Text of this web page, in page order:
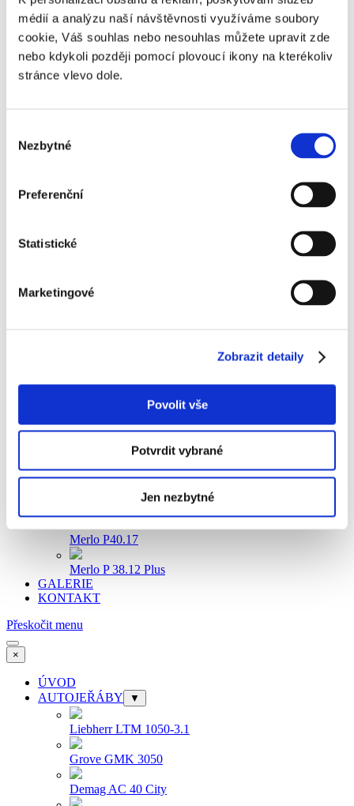
médií a analýzu naší návštěvnosti využíváme soubory
cookie, Váš souhlas nebo nesouhlas můžete upravit zde
nebo kdykoli později pomocí plovoucí ikony na kterékoliv
stránce vlevo dole.
souhlasu
Nezbytné
Preferenční
Statistické
Marketingové
Zobrazit detaily
Povolit vše
Potvrdit vybrané
Jen nezbytné
Denka Lift DL 25
KLOUBOVÉ DIESELOVÉ PLOŠINY
▼
Genie Z45/25J
KLOUBOVÉ ELEKTRICKÉ PLOŠINY
Genie GS-3369 RT
Haulotte H 12 SX
Genie GS-5390 RT
Merlo P40.17
Merlo P 38.12 Plus
GALERIE
KONTAKT
Přeskočit menu
×
ÚVOD
AUTOJEŘÁBY
▼
Liebherr LTM 1050-3.1
Grove GMK 3050
Demag AC 40 City